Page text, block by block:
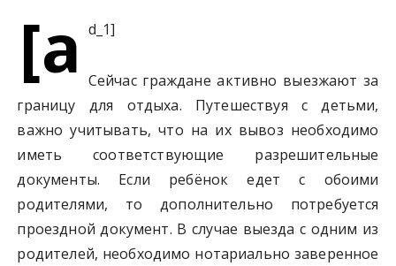
[a d_1]
Сейчас граждане активно выезжают за
границу для отдыха. Путешествуя с детьми,
важно учитывать, что на их вывоз необходимо
иметь соответствующие разрешительные
документы. Если ребёнок едет с обоими
родителями, то дополнительно потребуется
проездной документ. В случае выезда с одним из
родителей, необходимо нотариально заверенное